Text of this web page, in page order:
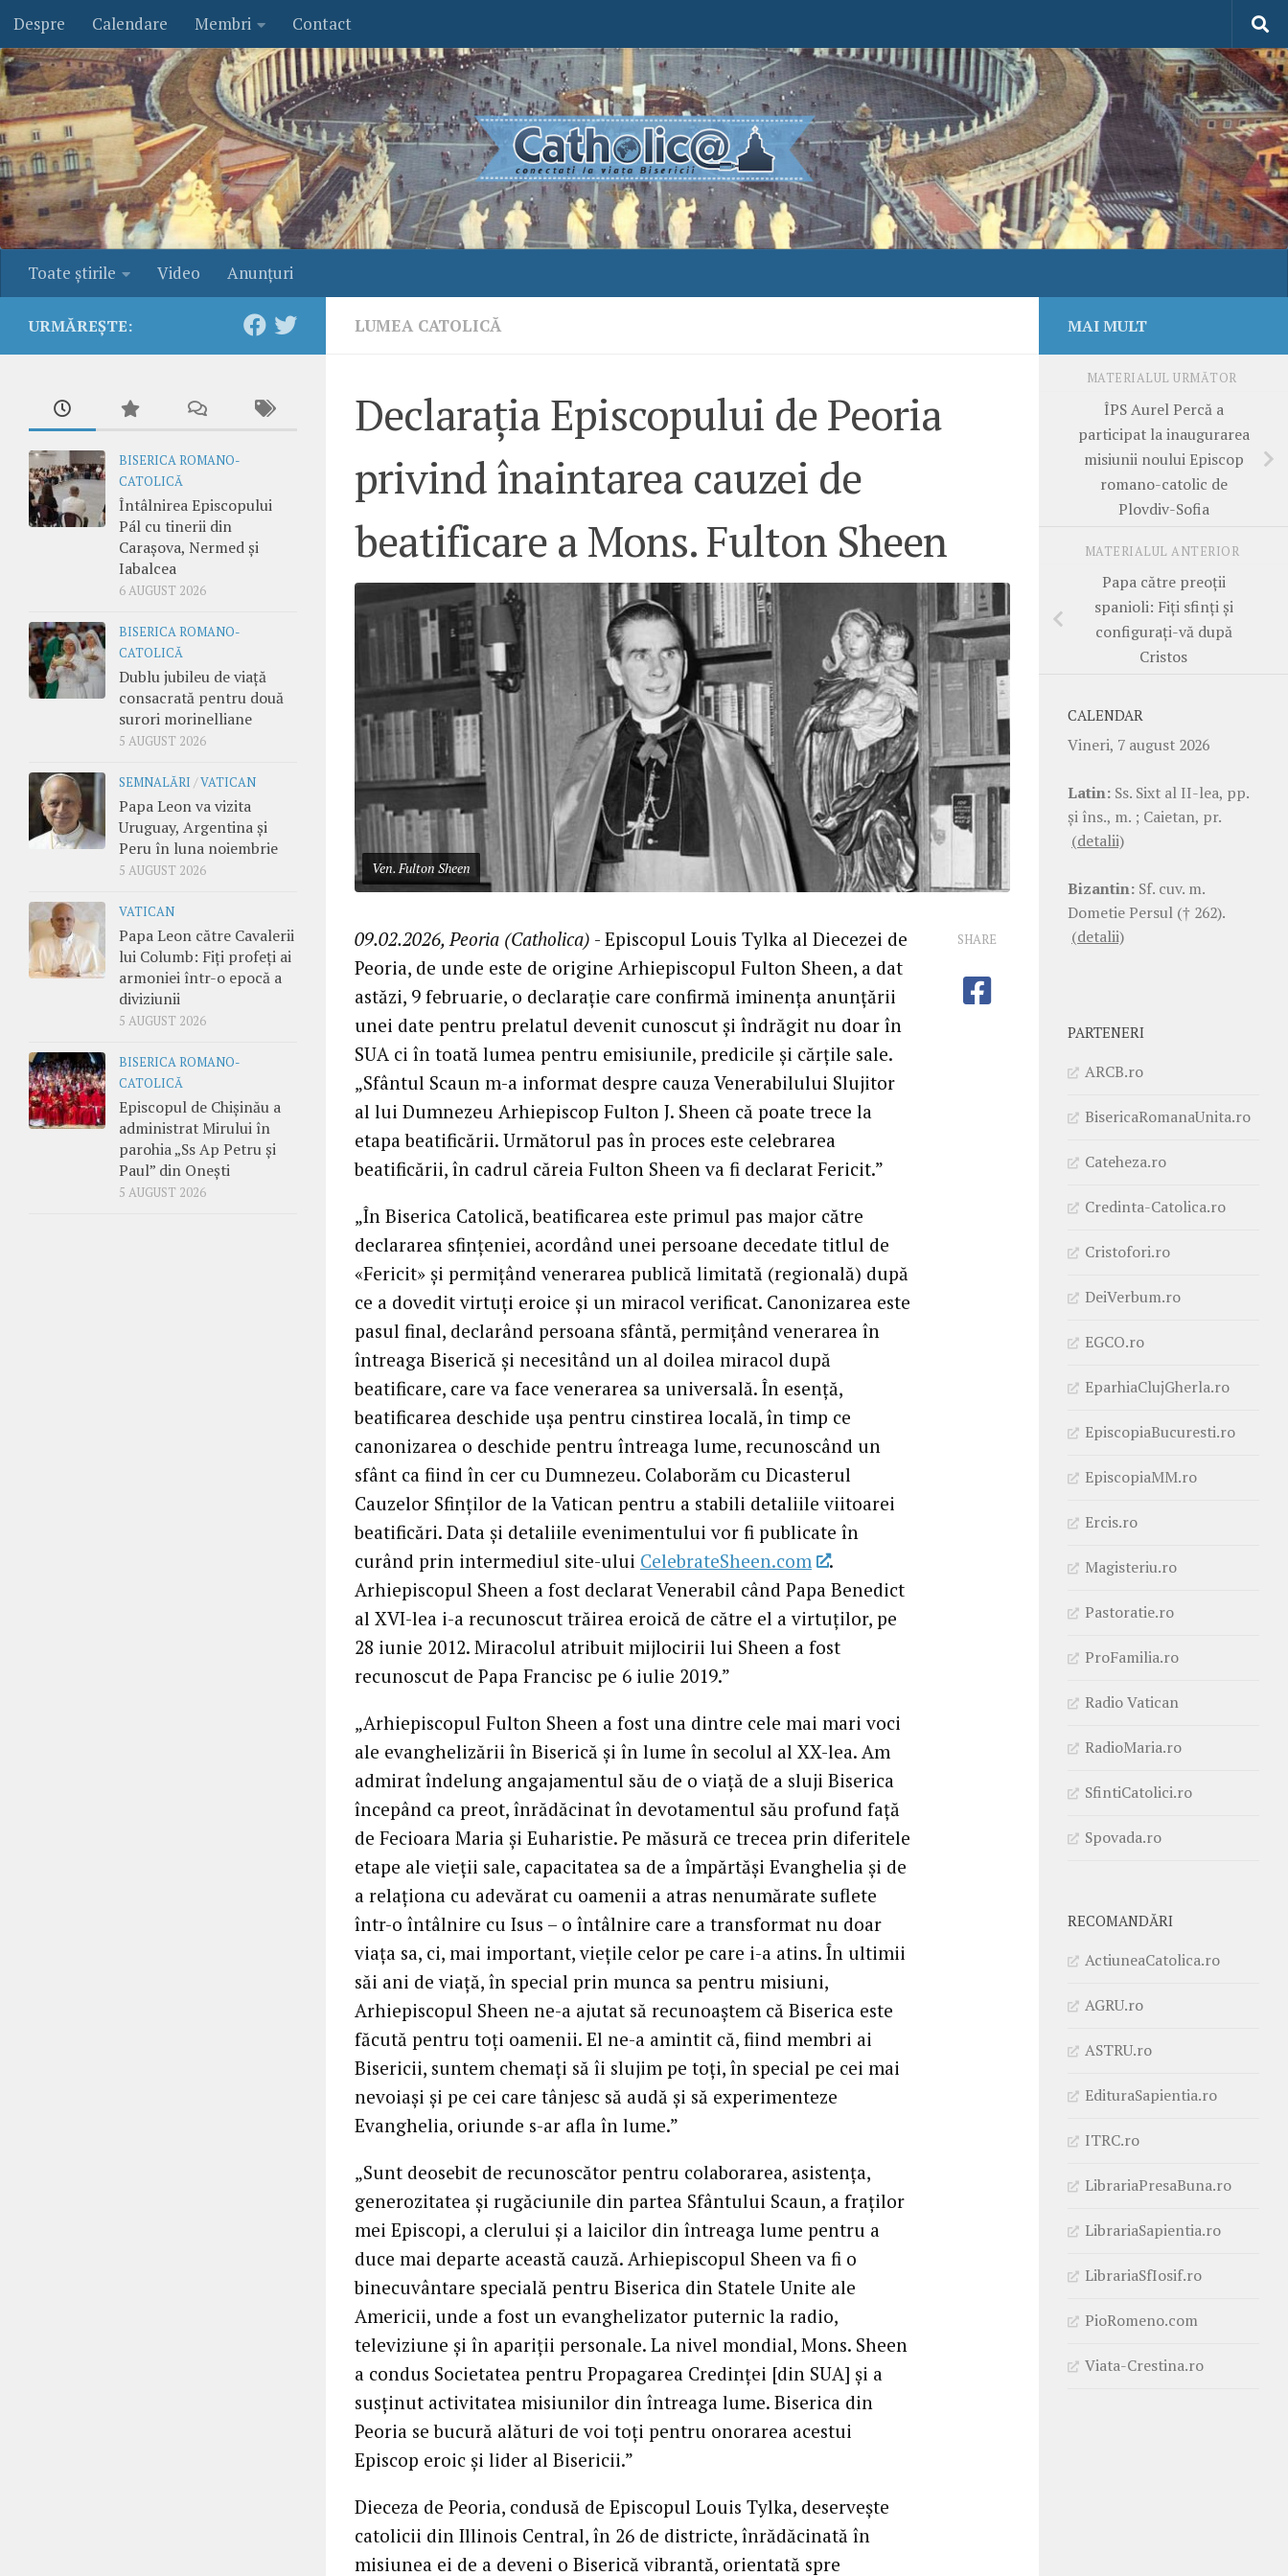
Skip to content
Despre Calendare Membri Contact
Toate ştirile Video Anunţuri
LUMEA CATOLICĂ
Declarația Episcopului de Peoria
privind înaintarea cauzei de
beatificare a Mons. Fulton Sheen
Ven. Fulton Sheen
09.02.2026, Peoria (Catholica) - Episcopul Louis Tylka al Diecezei de
Peoria, de unde este de origine Arhiepiscopul Fulton Sheen, a dat
astăzi, 9 februarie, o declarație care confirmă iminența anunțării
unei date pentru prelatul devenit cunoscut și îndrăgit nu doar în
SUA ci în toată lumea pentru emisiunile, predicile și cărțile sale.
„Sfântul Scaun m-a informat despre cauza Venerabilului Slujitor
al lui Dumnezeu Arhiepiscop Fulton J. Sheen că poate trece la
etapa beatificării. Următorul pas în proces este celebrarea
beatificării, în cadrul căreia Fulton Sheen va fi declarat Fericit.”
„În Biserica Catolică, beatificarea este primul pas major către
declararea sfințeniei, acordând unei persoane decedate titlul de
«Fericit» și permițând venerarea publică limitată (regională) după
ce a dovedit virtuți eroice și un miracol verificat. Canonizarea este
pasul final, declarând persoana sfântă, permițând venerarea în
întreaga Biserică și necesitând un al doilea miracol după
beatificare, care va face venerarea sa universală. În esență,
beatificarea deschide ușa pentru cinstirea locală, în timp ce
canonizarea o deschide pentru întreaga lume, recunoscând un
sfânt ca fiind în cer cu Dumnezeu. Colaborăm cu Dicasterul
Cauzelor Sfinților de la Vatican pentru a stabili detaliile viitoarei
beatificări. Data și detaliile evenimentului vor fi publicate în
curând prin intermediul site-ului CelebrateSheen.com
.
Arhiepiscopul Sheen a fost declarat Venerabil când Papa Benedict
al XVI-lea i-a recunoscut trăirea eroică de către el a virtuților, pe
28 iunie 2012. Miracolul atribuit mijlocirii lui Sheen a fost
recunoscut de Papa Francisc pe 6 iulie 2019.”
„Arhiepiscopul Fulton Sheen a fost una dintre cele mai mari voci
ale evanghelizării în Biserică și în lume în secolul al XX-lea. Am
admirat îndelung angajamentul său de o viață de a sluji Biserica
începând ca preot, înrădăcinat în devotamentul său profund față
de Fecioara Maria și Euharistie. Pe măsură ce trecea prin diferitele
etape ale vieții sale, capacitatea sa de a împărtăși Evanghelia și de
a relaționa cu adevărat cu oamenii a atras nenumărate suflete
într-o întâlnire cu Isus – o întâlnire care a transformat nu doar
viața sa, ci, mai important, viețile celor pe care i-a atins. În ultimii
săi ani de viață, în special prin munca sa pentru misiuni,
Arhiepiscopul Sheen ne-a ajutat să recunoaștem că Biserica este
făcută pentru toți oamenii. El ne-a amintit că, fiind membri ai
Bisericii, suntem chemați să îi slujim pe toți, în special pe cei mai
nevoiași și pe cei care tânjesc să audă și să experimenteze
Evanghelia, oriunde s-ar afla în lume.”
„Sunt deosebit de recunoscător pentru colaborarea, asistența,
generozitatea și rugăciunile din partea Sfântului Scaun, a fraților
mei Episcopi, a clerului și a laicilor din întreaga lume pentru a
duce mai departe această cauză. Arhiepiscopul Sheen va fi o
binecuvântare specială pentru Biserica din Statele Unite ale
Americii, unde a fost un evanghelizator puternic la radio,
televiziune și în apariții personale. La nivel mondial, Mons. Sheen
a condus Societatea pentru Propagarea Credinței [din SUA] și a
susținut activitatea misiunilor din întreaga lume. Biserica din
Peoria se bucură alături de voi toți pentru onorarea acestui
Episcop eroic și lider al Bisericii.”
Dieceza de Peoria, condusă de Episcopul Louis Tylka, deservește
catolicii din Illinois Central, în 26 de districte, înrădăcinată în
misiunea ei de a deveni o Biserică vibrantă, orientată spre
SHARE
URMĂREȘTE:
BISERICA ROMANO-
CATOLICĂ
Întâlnirea Episcopului
Pál cu tinerii din
Carașova, Nermed și
Iabalcea
6 AUGUST 2026
BISERICA ROMANO-
CATOLICĂ
Dublu jubileu de viață
consacrată pentru două
surori morinelliane
5 AUGUST 2026
SEMNALĂRI /VATICAN
Papa Leon va vizita
Uruguay, Argentina și
Peru în luna noiembrie
5 AUGUST 2026
VATICAN
Papa Leon către Cavalerii
lui Columb: Fiți profeți ai
armoniei într-o epocă a
diviziunii
5 AUGUST 2026
BISERICA ROMANO-
CATOLICĂ
Episcopul de Chișinău a
administrat Mirului în
parohia „Ss Ap Petru și
Paul” din Onești
5 AUGUST 2026
MAI MULT
MATERIALUL URMĂTOR
ÎPS Aurel Percă a
participat la inaugurarea
misiunii noului Episcop
romano-catolic de
Plovdiv-Sofia
MATERIALUL ANTERIOR
Papa către preoții
spanioli: Fiți sfinți și
configurați-vă după
Cristos
CALENDAR
Vineri, 7 august 2026
Latin: Ss. Sixt al II-lea, pp.
şi îns., m. ; Caietan, pr.
(detalii)
Bizantin: Sf. cuv. m.
Dometie Persul († 262).
(detalii)
PARTENERI
ARCB.ro
BisericaRomanaUnita.ro
Cateheza.ro
Credinta-Catolica.ro
Cristofori.ro
DeiVerbum.ro
EGCO.ro
EparhiaClujGherla.ro
EpiscopiaBucuresti.ro
EpiscopiaMM.ro
Ercis.ro
Magisteriu.ro
Pastoratie.ro
ProFamilia.ro
Radio Vatican
RadioMaria.ro
SfintiCatolici.ro
Spovada.ro
RECOMANDĂRI
ActiuneaCatolica.ro
AGRU.ro
ASTRU.ro
EdituraSapientia.ro
ITRC.ro
LibrariaPresaBuna.ro
LibrariaSapientia.ro
LibrariaSfIosif.ro
PioRomeno.com
Viata-Crestina.ro